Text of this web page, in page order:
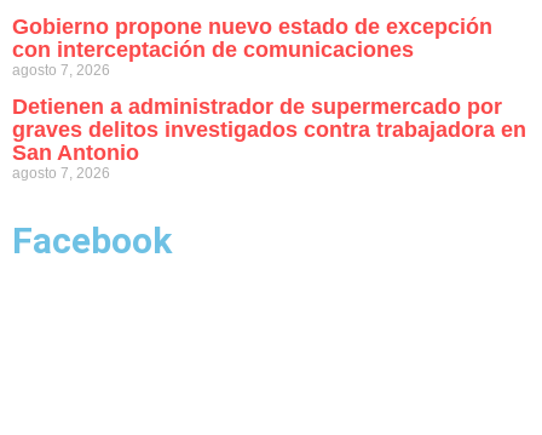
Gobierno propone nuevo estado de excepción
con interceptación de comunicaciones
agosto 7, 2026
Detienen a administrador de supermercado por
graves delitos investigados contra trabajadora en
San Antonio
agosto 7, 2026
Facebook